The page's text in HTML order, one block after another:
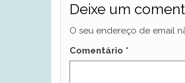
Deixe um
O seu endereço de email
Comentário *